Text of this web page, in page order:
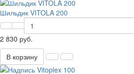
Шильдик VITOLA 200
2 830 руб.
В корзину